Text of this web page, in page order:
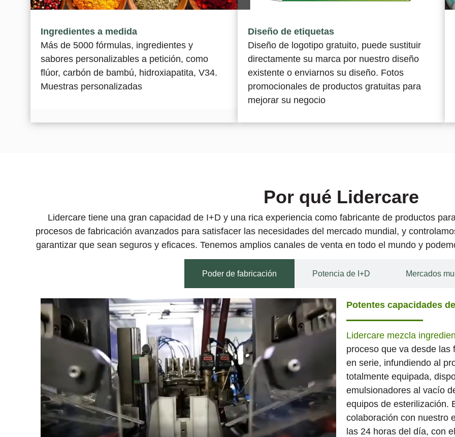
Ingredientes a medida
Más de 5000 fórmulas, ingredientes y
sabores personalizables a petición, como
flúor, carbón de bambú, hidroxiapatita, V34.
Muestras personalizadas
Diseño de etiquetas
Diseño de logotipo gratuito, puede sustituir
directamente su marca por nuestro diseño
existente o enviarnos su diseño. Fotos
promocionales de productos gratuitas para
mejorar su negocio
Por qué Lidercare
Lidercare tiene una gran capacidad de I+D y una rica experiencia como fabricante de productos
procesos de fabricación avanzados para satisfacer las necesidades del mercado mundial, y
garantizar que sean seguros y eficaces. Tenemos amplios canales de venta en todo el mundo y
Poder de fabricación Potencia de I+D Mercados
Potentes capacidades
Lidercare mezcla
proceso que va desde las
en serie, infundiendo al
totalmente equipada,
emulsionadores al vacío
equipos de esterilización.
colaboración con nuestro
las 24 horas del día, con